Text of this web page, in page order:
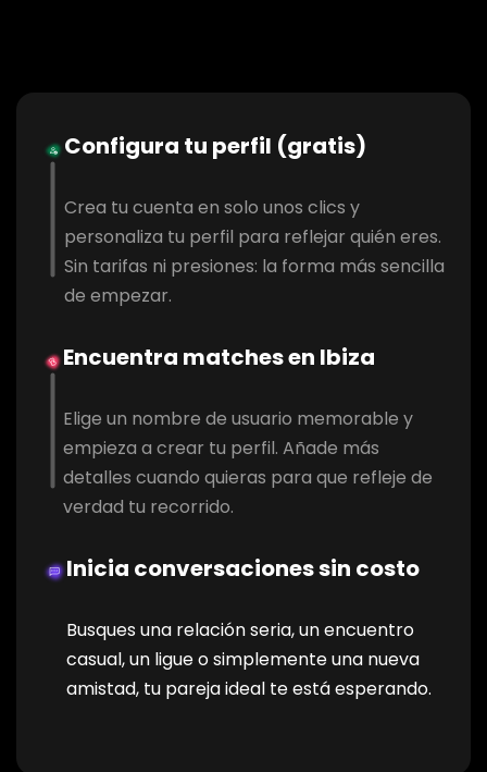
Configura tu perfil (gratis)
Crea tu cuenta en solo unos clics y
personaliza tu perfil para reflejar quién eres.
Sin tarifas ni presiones: la forma más sencilla
de empezar.
Encuentra matches en Ibiza
Elige un nombre de usuario memorable y
empieza a crear tu perfil. Añade más
detalles cuando quieras para que refleje de
verdad tu recorrido.
Inicia conversaciones sin costo
Busques una relación seria, un encuentro
casual, un ligue o simplemente una nueva
amistad, tu pareja ideal te está esperando.